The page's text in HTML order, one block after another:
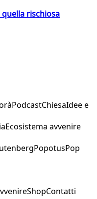
rischiosa
PodcastChiesaIdee e
Ecosistema avvenire
PopotusPop
ShopContatti